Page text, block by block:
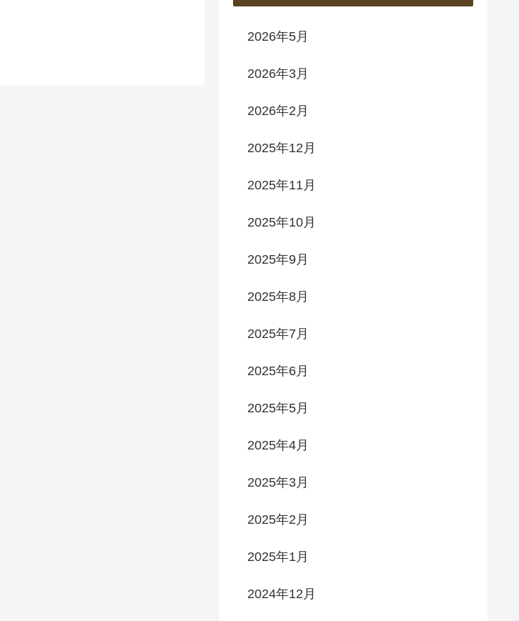
2026年5月
2026年3月
2026年2月
2025年12月
2025年11月
2025年10月
2025年9月
2025年8月
2025年7月
2025年6月
2025年5月
2025年4月
2025年3月
2025年2月
2025年1月
2024年12月